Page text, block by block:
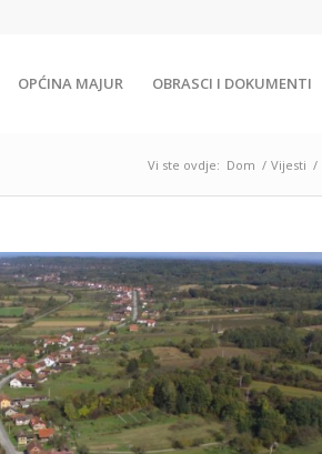
OPĆINA MAJUR OBRASCI I DOKUMENTI
Vi ste ovdje: Dom / Vijesti /